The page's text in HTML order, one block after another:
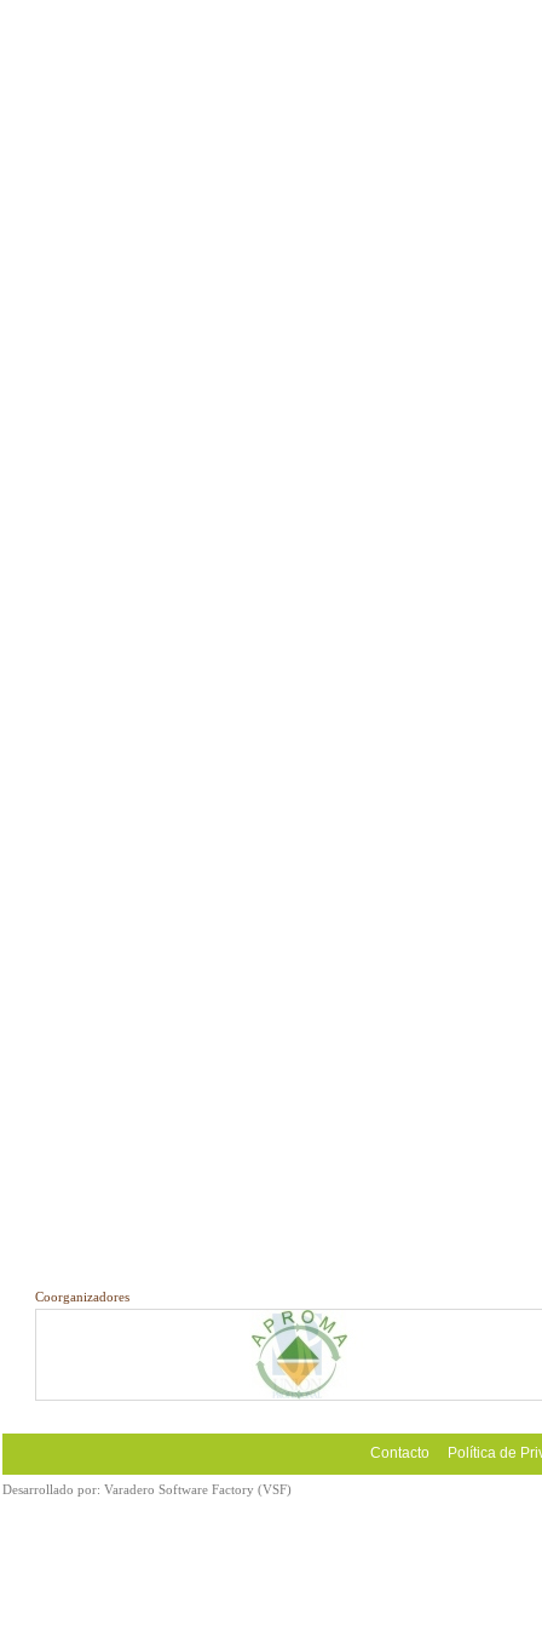
Coorganizadores
Contacto Política de
Desarrollado por: Varadero Software Factory (VSF)